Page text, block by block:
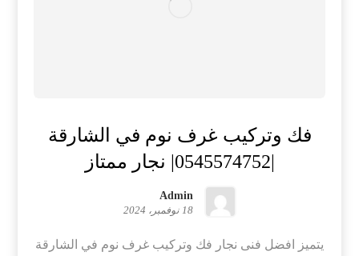
فك وتركيب غرف نوم في الشارقة
Admin
18 نوفمبر، 2024
يتميز افضل فنى نجار فك وتركيب غرف نوم في الشارقة